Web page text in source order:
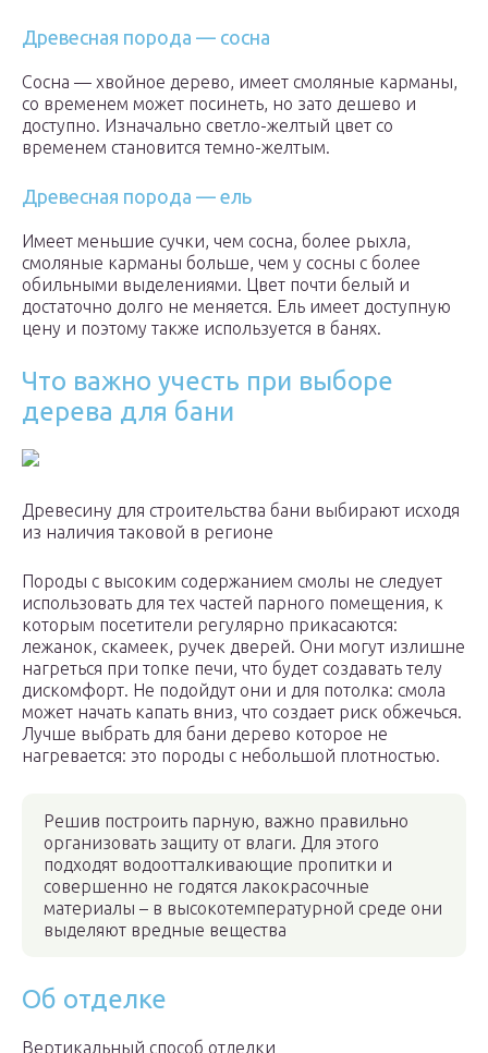
Древесная порода — сосна
Сосна — хвойное дерево, имеет смоляные карманы,
со временем может посинеть, но зато дешево и
доступно. Изначально светло-желтый цвет со
временем становится темно-желтым.
Древесная порода — ель
Имеет меньшие сучки, чем сосна, более рыхла,
смоляные карманы больше, чем у сосны с более
обильными выделениями. Цвет почти белый и
достаточно долго не меняется. Ель имеет доступную
цену и поэтому также используется в банях.
Что важно учесть при выборе
дерева для бани
Древесину для строительства бани выбирают исходя
из наличия таковой в регионе
Породы с высоким содержанием смолы не следует
использовать для тех частей парного помещения, к
которым посетители регулярно прикасаются:
лежанок, скамеек, ручек дверей. Они могут излишне
нагреться при топке печи, что будет создавать телу
дискомфорт. Не подойдут они и для потолка: смола
может начать капать вниз, что создает риск обжечься.
Лучше выбрать для бани дерево которое не
нагревается: это породы с небольшой плотностью.
Решив построить парную, важно правильно
организовать защиту от влаги. Для этого
подходят водоотталкивающие пропитки и
совершенно не годятся лакокрасочные
материалы – в высокотемпературной среде они
выделяют вредные вещества
Об отделке
Вертикальный способ отделки